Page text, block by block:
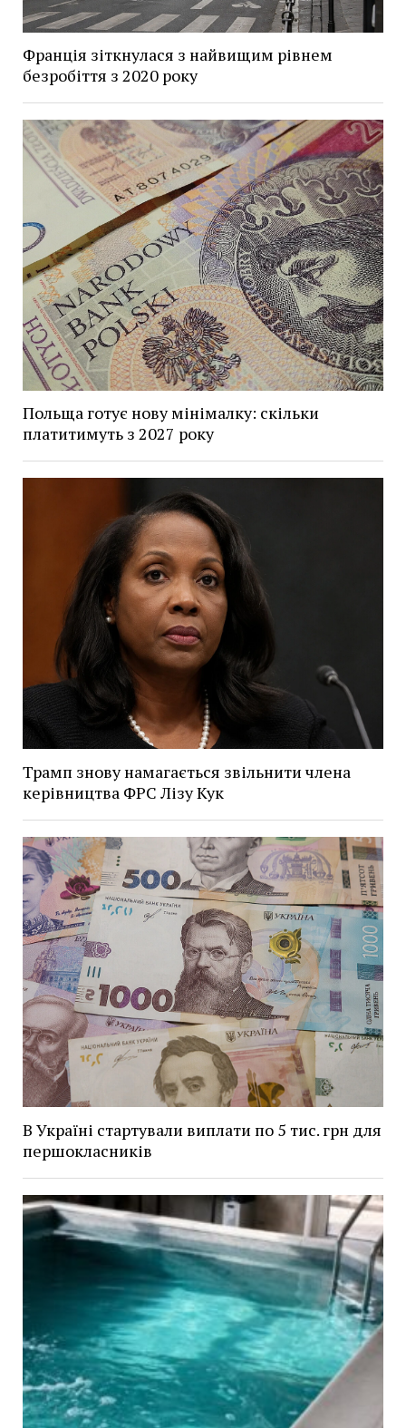
Франція зіткнулася з найвищим рівнем
безробіття з 2020 року
Польща готує нову мінімалку: скільки
платитимуть з 2027 року
Трамп знову намагається звільнити члена
керівництва ФРС Лізу Кук
В Україні стартували виплати по 5 тис. грн для
першокласників